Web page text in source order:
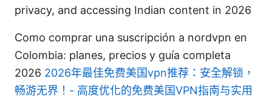
privacy, and accessing Indian content in 2026
Como comprar una suscripción a nordvpn en
Colombia: planes, precios y guía completa
2026 2026年最佳免费美国vpn推荐：安全解锁，
畅游无界！- 高度优化的免费美国VPN指南与实用